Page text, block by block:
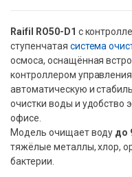
Raifil RO50-D1 с
ступенчатая система
осмоса, оснащённая
контроллером
автоматическую и
очистки воды и удобство
офисе.
Модель очищает воду до
тяжёлые металлы, хлор,
бактерии.